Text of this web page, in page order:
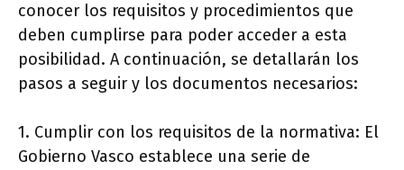
conocer los requisitos y procedimientos que
deben cumplirse para poder acceder a esta
posibilidad. A continuación, se detallarán los
pasos a seguir y los documentos necesarios:
1. Cumplir con los requisitos de la normativa: El
Gobierno Vasco establece una serie de